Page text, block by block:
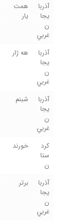
آذربا
يجا
ن
غربي
همت
يار
آذربا
يجا
ن
غربي
هه ژار
آذربا
يجا
ن
غربي
شبنم
کرد
ستا
ن
خورند
آذربا
يجا
ن
غربي
برتر